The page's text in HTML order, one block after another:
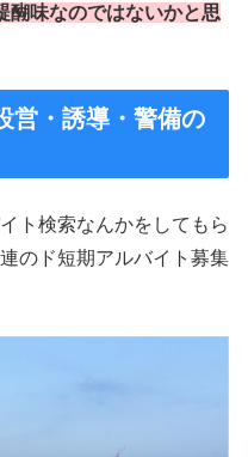
醐味なのではないかと思
営・誘導・警備の
ト検索なんかをしてもら
のド短期アルバイト募集